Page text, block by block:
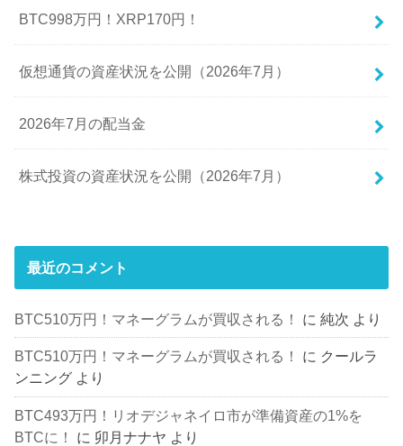
BTC998万円！XRP170円！
仮想通貨の資産状況を公開（2026年7月）
2026年7月の配当金
株式投資の資産状況を公開（2026年7月）
最近のコメント
BTC510万円！マネーグラムが買収される！ に純次 より
BTC510万円！マネーグラムが買収される！ に クールラ
ンニング より
BTC493万円！リオデジャネイロ市が準備資産の1%を
BTCに！
に 卯月ナナヤ より